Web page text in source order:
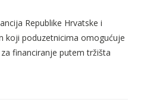
Republike Hrvatske i
koji poduzetnicima omogućuje
financiranje putem tržišta